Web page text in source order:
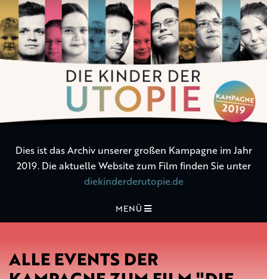
Die
Kinder
der
Dies ist das Archiv unserer großen Kampagne im Jahr
2019. Die aktuelle Website zum Film finden Sie unter
diekinderderutopie.de
MENÜ
ALLE EVENTS DER